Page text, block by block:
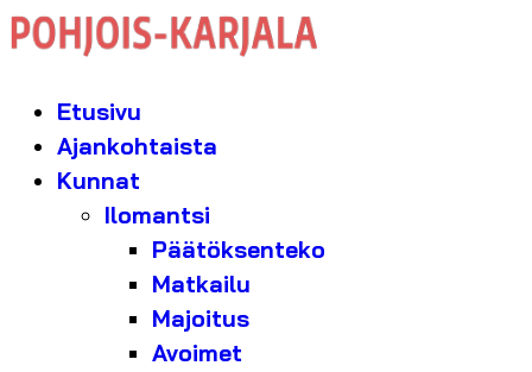
Etusivu
Ajankohtaista
Kunnat
Ilomantsi
Päätöksenteko
Matkailu
Majoitus
Avoimet